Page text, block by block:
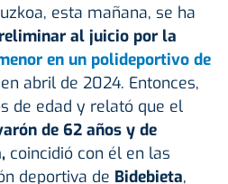
esta mañana, se ha
al juicio por la
en un polideportivo de
abril de 2024. Entonces,
de edad y relató que el
de 62 años y de
coincidió con él en las
deportiva de Bidebieta,